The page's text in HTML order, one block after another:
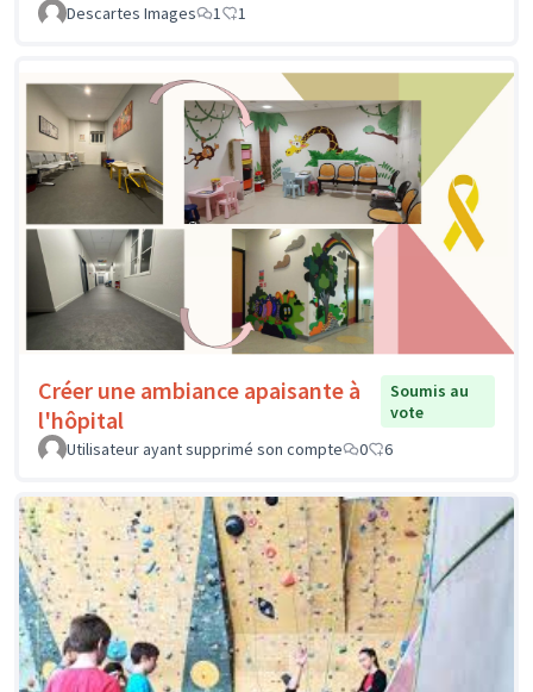
Descartes Images
1 1
Créer une ambiance apaisante à
l'hôpital
Soumis au
vote
Utilisateur ayant supprimé son compte
0 6